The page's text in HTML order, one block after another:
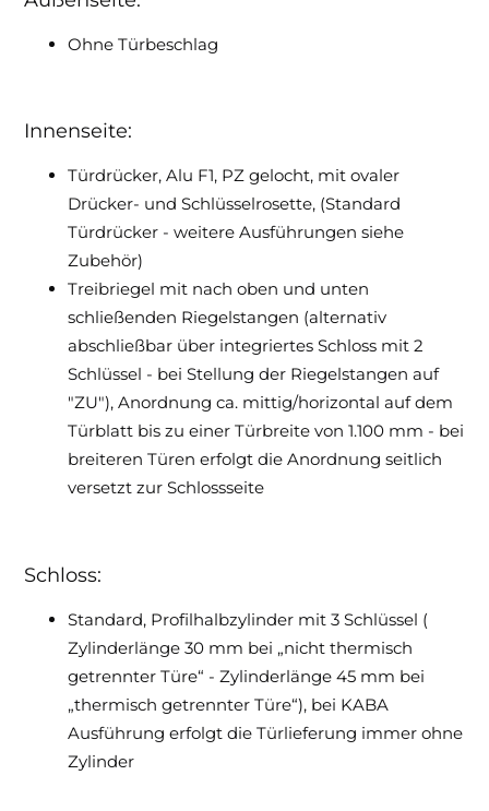
Ohne Türbeschlag
Innenseite:
Türdrücker, Alu F1, PZ gelocht, mit ovaler
Drücker- und Schlüsselrosette, (Standard
Türdrücker - weitere Ausführungen siehe
Zubehör)
Treibriegel mit nach oben und unten
schließenden Riegelstangen (alternativ
abschließbar über integriertes Schloss mit 2
Schlüssel - bei Stellung der Riegelstangen auf
"ZU"), Anordnung ca. mittig/horizontal auf dem
Türblatt bis zu einer Türbreite von 1.100 mm - bei
breiteren Türen erfolgt die Anordnung seitlich
versetzt zur Schlossseite
Schloss:
Standard, Profilhalbzylinder mit 3 Schlüssel (
Zylinderlänge 30 mm bei „nicht thermisch
getrennter Türe“ - Zylinderlänge 45 mm bei
„thermisch getrennter Türe“), bei KABA
Ausführung erfolgt die Türlieferung immer ohne
Zylinder